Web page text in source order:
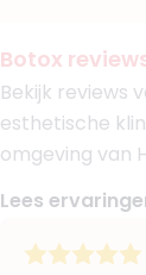
Botox
Bekijk reviews
esthetische
omgeving van
Lees